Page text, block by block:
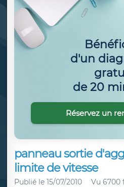
panneau sortie
limite de vitesse
Publié le 15/07/2010 Vu 6700
d'un
de 20
Réservez un